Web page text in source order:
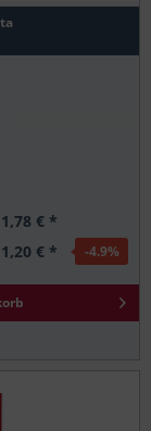
€ *
€ * -4.9%